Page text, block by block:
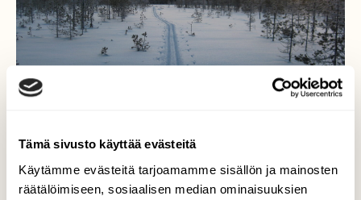
Tämä sivusto käyttää evästeitä
Käytämme evästeitä tarjoamamme sisällön ja mainosten
räätälöimiseen, sosiaalisen median ominaisuuksien